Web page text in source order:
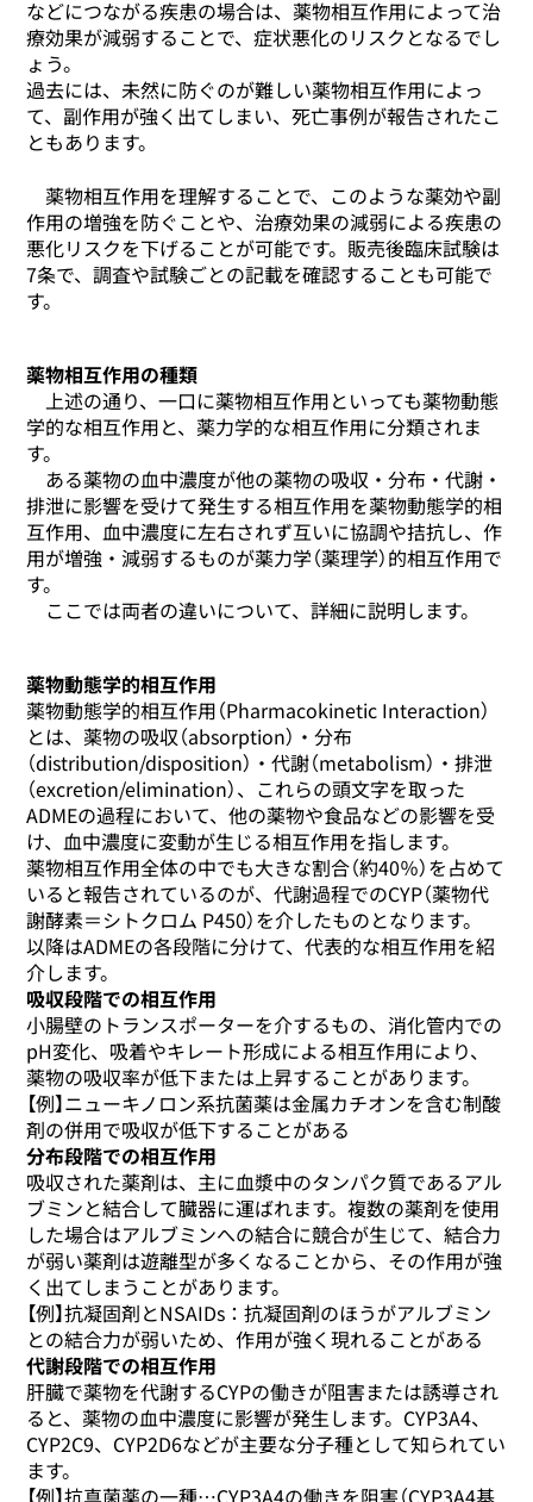
などにつながる疾患の場合は、薬物相互作用によって治
療効果が減弱することで、症状悪化のリスクとなるでし
ょう。
過去には、未然に防ぐのが難しい薬物相互作用によっ
て、副作用が強く出てしまい、死亡事例が報告されたこ
ともあります。
薬物相互作用を理解することで、このような薬効や副
作用の増強を防ぐことや、治療効果の減弱による疾患の
悪化リスクを下げることが可能です。販売後臨床試験は
7条で、調査や試験ごとの記載を確認することも可能で
す。
薬物相互作用の種類
上述の通り、一口に薬物相互作用といっても薬物動態
学的な相互作用と、薬力学的な相互作用に分類されま
す。
ある薬物の血中濃度が他の薬物の吸収・分布・代謝・
排泄に影響を受けて発生する相互作用を薬物動態学的相
互作用、血中濃度に左右されず互いに協調や拮抗し、作
用が増強・減弱するものが薬力学（薬理学）的相互作用で
す。
ここでは両者の違いについて、詳細に説明します。
薬物動態学的相互作用
薬物動態学的相互作用（Pharmacokinetic Interaction）
とは、薬物の吸収（absorption）・分布
（distribution/disposition）・代謝（metabolism）・排泄
（excretion/elimination）、これらの頭文字を取った
ADMEの過程において、他の薬物や食品などの影響を受
け、血中濃度に変動が生じる相互作用を指します。
薬物相互作用全体の中でも大きな割合（約40％）を占めて
いると報告されているのが、代謝過程でのCYP（薬物代
謝酵素＝シトクロム P450）を介したものとなります。
以降はADMEの各段階に分けて、代表的な相互作用を紹
介します。
吸収段階での相互作用
小腸壁のトランスポーターを介するもの、消化管内での
pH変化、吸着やキレート形成による相互作用により、
薬物の吸収率が低下または上昇することがあります。
【例】ニューキノロン系抗菌薬は金属カチオンを含む制酸
剤の併用で吸収が低下することがある
分布段階での相互作用
吸収された薬剤は、主に血漿中のタンパク質であるアル
ブミンと結合して臓器に運ばれます。複数の薬剤を使用
した場合はアルブミンへの結合に競合が生じて、結合力
が弱い薬剤は遊離型が多くなることから、その作用が強
く出てしまうことがあります。
【例】抗凝固剤とNSAIDs：抗凝固剤のほうがアルブミン
との結合力が弱いため、作用が強く現れることがある
代謝段階での相互作用
肝臓で薬物を代謝するCYPの働きが阻害または誘導され
ると、薬物の血中濃度に影響が発生します。CYP3A4、
CYP2C9、CYP2D6などが主要な分子種として知られてい
ます。
【例】抗真菌薬の一種…CYP3A4の働きを阻害（CYP3A4基